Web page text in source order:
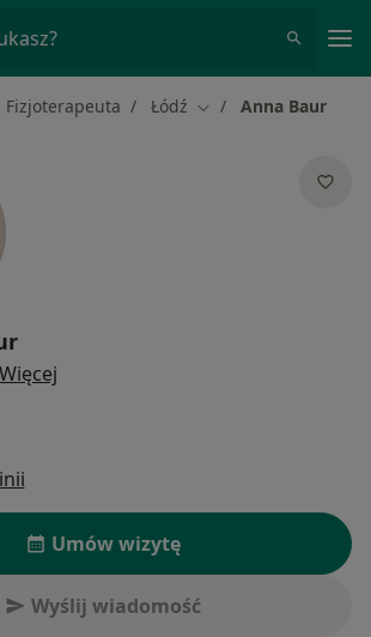
Fizjoterapeuta Łódź Zmień miasto
Anna Baur
Więcej
Umów wizytę
Wyślij wiadomość